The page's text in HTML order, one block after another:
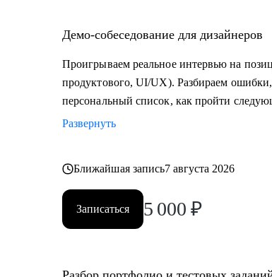
• Всем, кто готовится к собеседованиям и
паники и с готовым планом
• Тем, кто хочет работать быстрее, без
используя ИИ как помощника
Я хорошо понимаю, почему дизайнеры не
На консультациях даю честную и
что именно улучшить.
Демо-собеседование для дизайнеров
Проигрываем реальное интервью на
продуктового, UI/UX). Разбираем
персональный список, как пройти
Развернуть
Ближайшая запись7 августа 2026
Записаться 5 000 ₽